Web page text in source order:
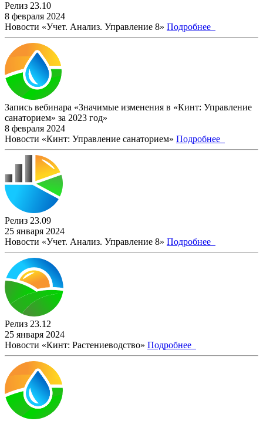
Релиз 23.10
8 февраля 2024
Новости «Учет. Анализ. Управление 8» Подробнее
Запись вебинара «Значимые изменения в «Кинт: Управление
санаторием» за 2023 год»
8 февраля 2024
Новости «Кинт: Управление санаторием» Подробнее
Релиз 23.09
25 января 2024
Новости «Учет. Анализ. Управление 8» Подробнее
Релиз 23.12
25 января 2024
Новости «Кинт: Растениеводство» Подробнее